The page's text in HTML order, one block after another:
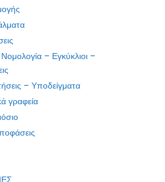
– Εγκύκλιοι –
– Υποδείγματα
γραφεία